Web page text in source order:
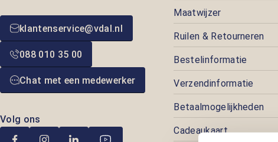
klantenservice@vdal.nl
088 010 35 00
Chat met een medewerker
Volg ons
Maatwijzer
Ruilen & Retourneren
Bestelinformatie
Verzendinformatie
Betaalmogelijkheden
Cadeaukaart